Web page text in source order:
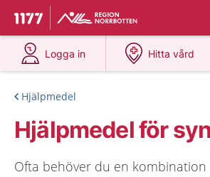
Till startsidan för 1177
Du har valt region
Logga in
på 1177.se
Hitta vård
på 1177.se
Hjälpmedel
Hjälpmedel för
Ofta behöver du en kombination